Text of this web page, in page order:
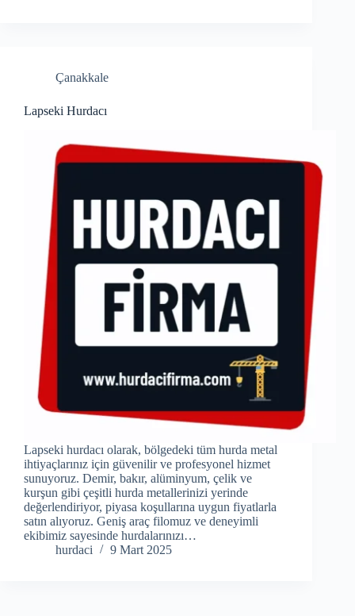
Çanakkale
Lapseki Hurdacı
Lapseki hurdacı olarak, bölgedeki tüm hurda metal
ihtiyaçlarınız için güvenilir ve profesyonel hizmet
sunuyoruz. Demir, bakır, alüminyum, çelik ve
kurşun gibi çeşitli hurda metallerinizi yerinde
değerlendiriyor, piyasa koşullarına uygun fiyatlarla
satın alıyoruz. Geniş araç filomuz ve deneyimli
ekibimiz sayesinde hurdalarınızı…
hurdaci
9 Mart 2025